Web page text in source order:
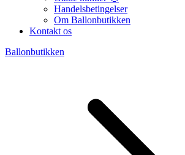
Handelsbetingelser
Om Ballonbutikken
Kontakt os
Ballonbutikken